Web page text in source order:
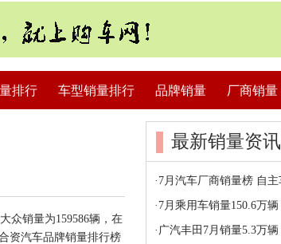
排行 车型销量排行 品牌销量 厂商销量
众销量为159586辆，在
资汽车品牌销量排行榜
最新销量资讯
· 7月汽车厂商销量榜 自
· 7月乘用车销量150.6万
· 广汽丰田7月销量5.3万